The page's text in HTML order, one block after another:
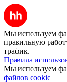
Мы используем
правильную
трафик.
Правила
Мы используем
файлов cookie